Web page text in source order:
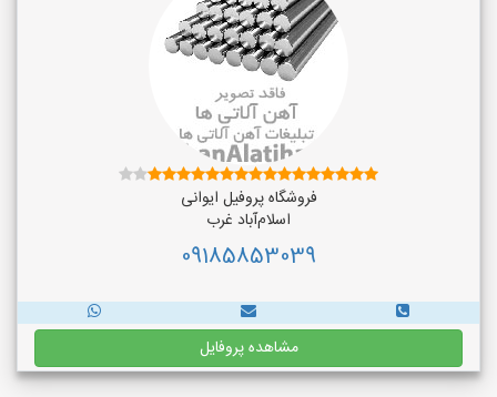
فروشگاه پروفیل ایوانی
اسلام‌آباد غرب
09185853039
مشاهده پروفایل